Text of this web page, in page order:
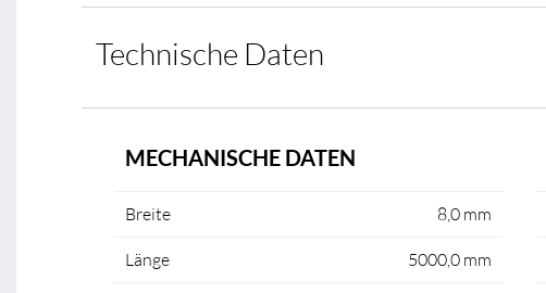
Technische Daten
MECHANISCHE DATEN
Breite 8,0 mm
Länge 5000,0 mm